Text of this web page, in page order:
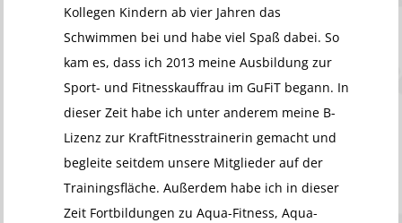
Kollegen Kindern ab vier Jahren das
Schwimmen bei und habe viel Spaß dabei. So
kam es, dass ich 2013 meine Ausbildung zur
Sport- und Fitnesskauffrau im GuFiT begann. In
dieser Zeit habe ich unter anderem meine B-
Lizenz zur KraftFitnesstrainerin gemacht und
begleite seitdem unsere Mitglieder auf der
Trainingsfläche. Außerdem habe ich in dieser
Zeit Fortbildungen zu Aqua-Fitness, Aqua-